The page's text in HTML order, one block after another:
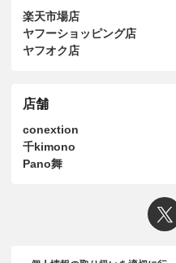
楽天市場店
ヤフーショッピング店
ヤフオク店
店舗
conextion
千kimono
Pano舞